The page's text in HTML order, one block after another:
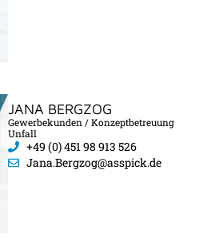
JANA BERGZOG
Gewerbekunden / Konzeptbetreuung
Unfall
+49 (0) 451 98 913 526
Jana.Bergzog@asspick.de